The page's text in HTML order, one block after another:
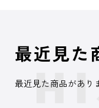
最近見た
最近見た商品があり